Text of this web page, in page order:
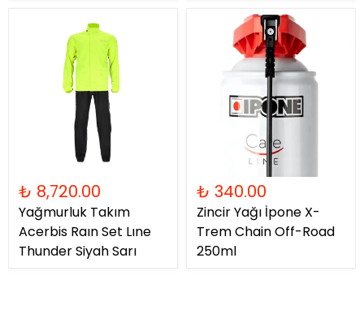
₺ 8,720.00
Yağmurluk Takım
Acerbis Raın Set Lıne
Thunder Siyah Sarı
₺ 340.00
Zincir Yağı İpone X-
Trem Chain Off-Road
250ml